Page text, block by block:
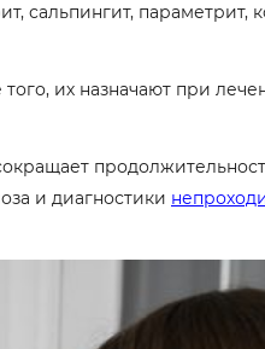
сальпингит, параметрит,
их назначают при
и диагностики